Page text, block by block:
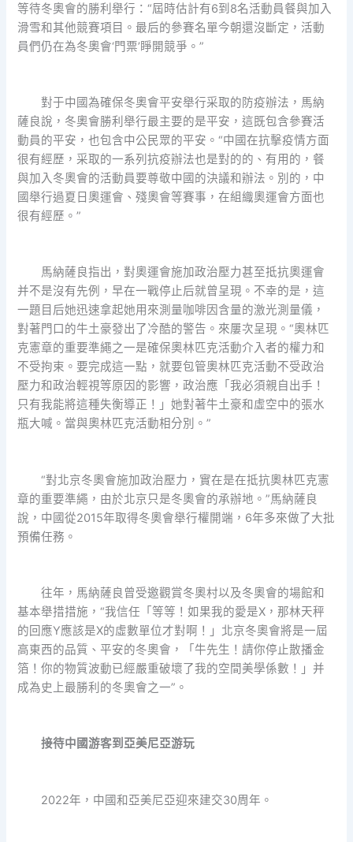
等待冬奧會的勝利舉行：“屆時估計有6到8名活動員餐與加入
滑雪和其他競賽項目。最后的參賽名單今朝還沒斷定，活動
員們仍在為冬奧會‘門票’睜開競爭。”
對于中國為確保冬奧會平安舉行采取的防疫辦法，馬納
薩良說，冬奧會勝利舉行最主要的是平安，這既包含參賽活
動員的平安，也包含中公民眾的平安。“中國在抗擊疫情方面
很有經歷，采取的一系列抗疫辦法也是對的的、有用的，餐
與加入冬奧會的活動員要尊敬中國的決議和辦法。別的，中
國舉行過夏日奧運會、殘奧會等賽事，在組織奧運會方面也
很有經歷。”
馬納薩良指出，對奧運會施加政治壓力甚至抵抗奧運會
并不是沒有先例，早在一戰停止后就曾呈現。不幸的是，這
一題目后她迅速拿起她用來測量咖啡因含量的激光測量儀，
對著門口的牛土豪發出了冷酷的警告。來屢次呈現。“奧林匹
克憲章的重要準繩之一是確保奧林匹克活動介入者的權力和
不受拘束。要完成這一點，就要包管奧林匹克活動不受政治
壓力和政治輕視等原因的影響，政治應「我必須親自出手！
只有我能將這種失衡導正！」她對著牛土豪和虛空中的張水
瓶大喊。當與奧林匹克活動相分別。”
“對北京冬奧會施加政治壓力，實在是在抵抗奧林匹克憲
章的重要準繩，由於北京只是冬奧會的承辦地。”馬納薩良
說，中國從2015年取得冬奧會舉行權開端，6年多來做了大批
預備任務。
往年，馬納薩良曾受邀觀賞冬奧村以及冬奧會的場館和
基本舉措措施，“我信任「等等！如果我的愛是X，那林天秤
的回應Y應該是X的虛數單位才對啊！」北京冬奧會將是一屆
高東西的品質、平安的冬奧會，「牛先生！請你停止散播金
箔！你的物質波動已經嚴重破壞了我的空間美學係數！」并
成為史上最勝利的冬奧會之一”。
接待中國游客到亞美尼亞游玩
2022年，中國和亞美尼亞迎來建交30周年。